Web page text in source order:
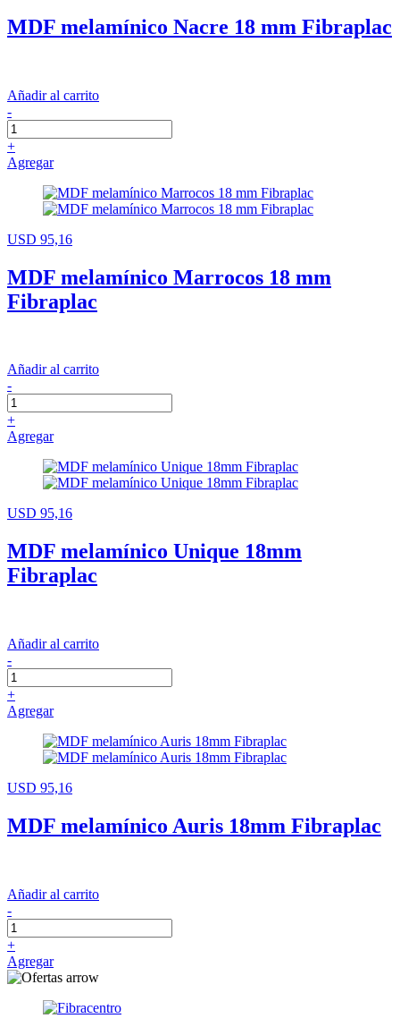
MDF melamínico Nacre 18 mm Fibraplac
Añadir al carrito
-
+
Agregar
USD 95,16
MDF melamínico Marrocos 18 mm
Fibraplac
Añadir al carrito
-
+
Agregar
USD 95,16
MDF melamínico Unique 18mm
Fibraplac
Añadir al carrito
-
+
Agregar
USD 95,16
MDF melamínico Auris 18mm Fibraplac
Añadir al carrito
-
+
Agregar